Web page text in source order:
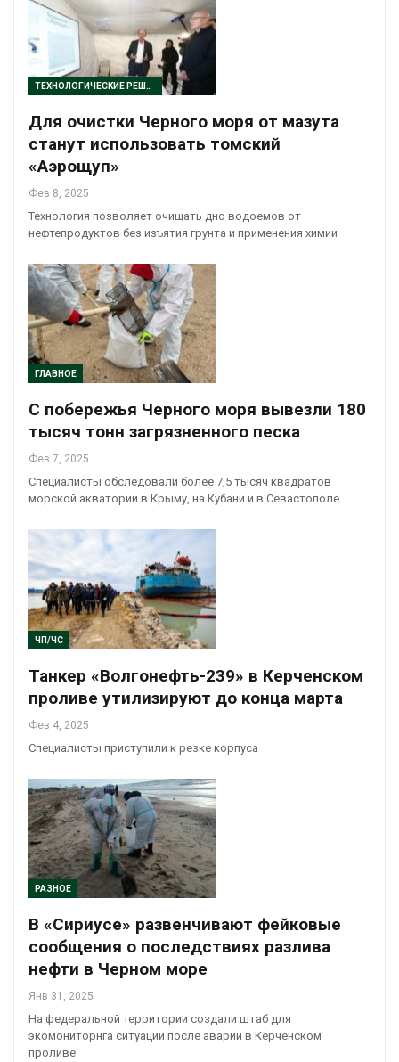
ТЕХНОЛОГИЧЕСКИЕ РЕШЕНИЯ
Для очистки Черного моря от мазута
станут использовать томский
«Аэрощуп»
Фев 8, 2025
Технология позволяет очищать дно водоемов от
нефтепродуктов без изъятия грунта и применения химии
ГЛАВНОЕ
С побережья Черного моря вывезли 180
тысяч тонн загрязненного песка
Фев 7, 2025
Специалисты обследовали более 7,5 тысяч квадратов
морской акватории в Крыму, на Кубани и в Севастополе
ЧП/ЧС
Танкер «Волгонефть-239» в Керченском
проливе утилизируют до конца марта
Фев 4, 2025
Специалисты приступили к резке корпуса
РАЗНОЕ
В «Сириусе» развенчивают фейковые
сообщения о последствиях разлива
нефти в Черном море
Янв 31, 2025
На федеральной территории создали штаб для
экомониторнга ситуации после аварии в Керченском
проливе